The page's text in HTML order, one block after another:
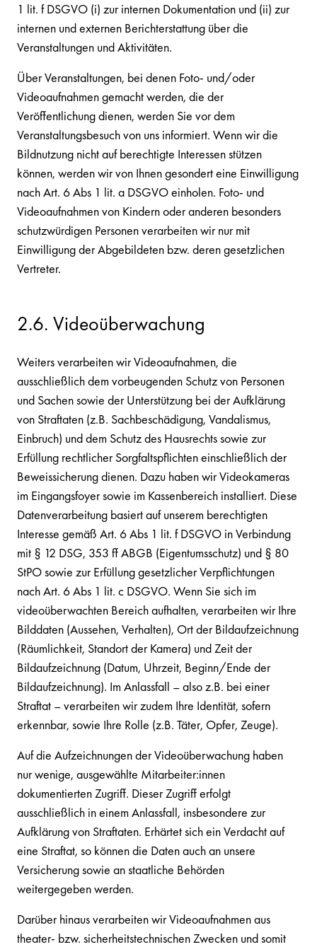
1 lit. f DSGVO (i) zur internen Dokumentation und (ii) zur
internen und externen Berichterstattung über die
Veranstaltungen und Aktivitäten.
Über Veranstaltungen, bei denen Foto- und/oder
Videoaufnahmen gemacht werden, die der
Veröffentlichung dienen, werden Sie vor dem
Veranstaltungsbesuch von uns informiert. Wenn wir die
Bildnutzung nicht auf berechtigte Interessen stützen
können, werden wir von Ihnen gesondert eine Einwilligung
nach Art. 6 Abs 1 lit. a DSGVO einholen. Foto- und
Videoaufnahmen von Kindern oder anderen besonders
schutzwürdigen Personen verarbeiten wir nur mit
Einwilligung der Abgebildeten bzw. deren gesetzlichen
Vertreter.
2.6. Videoüberwachung
Weiters verarbeiten wir Videoaufnahmen, die
ausschließlich dem vorbeugenden Schutz von Personen
und Sachen sowie der Unterstützung bei der Aufklärung
von Straftaten (z.B. Sachbeschädigung, Vandalismus,
Einbruch) und dem Schutz des Hausrechts sowie zur
Erfüllung rechtlicher Sorgfaltspflichten einschließlich der
Beweissicherung dienen. Dazu haben wir Videokameras
im Eingangsfoyer sowie im Kassenbereich installiert. Diese
Datenverarbeitung basiert auf unserem berechtigten
Interesse gemäß Art. 6 Abs 1 lit. f DSGVO in Verbindung
mit § 12 DSG, 353 ff ABGB (Eigentumsschutz) und § 80
StPO sowie zur Erfüllung gesetzlicher Verpflichtungen
nach Art. 6 Abs 1 lit. c DSGVO. Wenn Sie sich im
videoüberwachten Bereich aufhalten, verarbeiten wir Ihre
Bilddaten (Aussehen, Verhalten), Ort der Bildaufzeichnung
(Räumlichkeit, Standort der Kamera) und Zeit der
Bildaufzeichnung (Datum, Uhrzeit, Beginn/Ende der
Bildaufzeichnung). Im Anlassfall – also z.B. bei einer
Straftat – verarbeiten wir zudem Ihre Identität, sofern
erkennbar, sowie Ihre Rolle (z.B. Täter, Opfer, Zeuge).
Auf die Aufzeichnungen der Videoüberwachung haben
nur wenige, ausgewählte Mitarbeiter:innen
dokumentierten Zugriff. Dieser Zugriff erfolgt
ausschließlich in einem Anlassfall, insbesondere zur
Aufklärung von Straftaten. Erhärtet sich ein Verdacht auf
eine Straftat, so können die Daten auch an unsere
Versicherung sowie an staatliche Behörden
weitergegeben werden.
Darüber hinaus verarbeiten wir Videoaufnahmen aus
theater- bzw. sicherheitstechnischen Zwecken und somit